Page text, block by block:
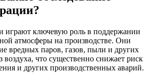
играют ключевую роль в поддержании
атмосферы на производстве. Они
вредных паров, газов, пыли и других
воздуха, что существенно снижает риск
и других производственных аварий.